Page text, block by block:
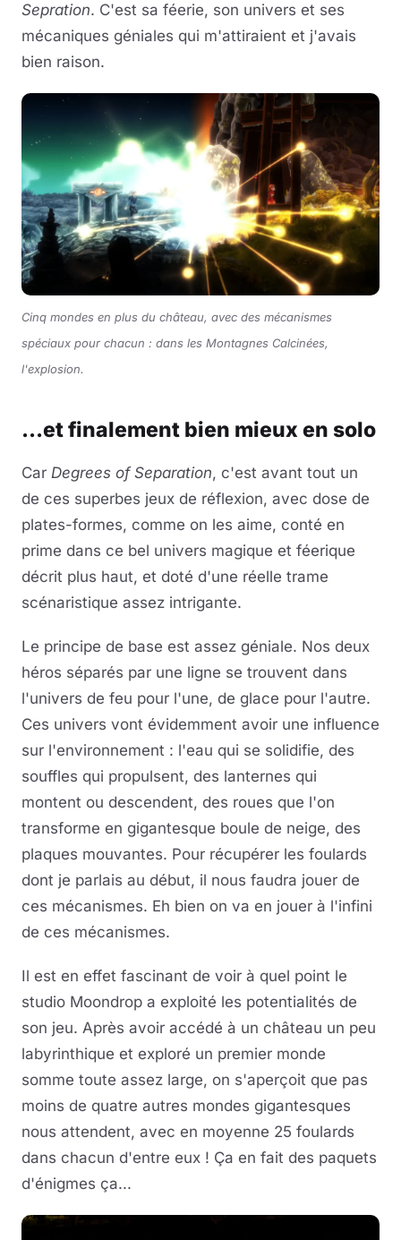
Sepration. C'est sa féerie, son univers et ses
mécaniques géniales qui m'attiraient et j'avais
bien raison.
Cinq mondes en plus du château, avec des mécanismes
spéciaux pour chacun : dans les Montagnes Calcinées,
l'explosion.
...et finalement bien mieux en solo
Car Degrees of Separation, c'est avant tout un
de ces superbes jeux de réflexion, avec dose de
plates-formes, comme on les aime, conté en
prime dans ce bel univers magique et féerique
décrit plus haut, et doté d'une réelle trame
scénaristique assez intrigante.
Le principe de base est assez géniale. Nos deux
héros séparés par une ligne se trouvent dans
l'univers de feu pour l'une, de glace pour l'autre.
Ces univers vont évidemment avoir une influence
sur l'environnement : l'eau qui se solidifie, des
souffles qui propulsent, des lanternes qui
montent ou descendent, des roues que l'on
transforme en gigantesque boule de neige, des
plaques mouvantes. Pour récupérer les foulards
dont je parlais au début, il nous faudra jouer de
ces mécanismes. Eh bien on va en jouer à l'infini
de ces mécanismes.
Il est en effet fascinant de voir à quel point le
studio Moondrop a exploité les potentialités de
son jeu. Après avoir accédé à un château un peu
labyrinthique et exploré un premier monde
somme toute assez large, on s'aperçoit que pas
moins de quatre autres mondes gigantesques
nous attendent, avec en moyenne 25 foulards
dans chacun d'entre eux ! Ça en fait des paquets
d'énigmes ça...